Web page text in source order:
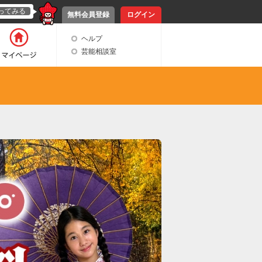
無料会員登録 ログイン
てみる
ヘルプ
芸能相談室